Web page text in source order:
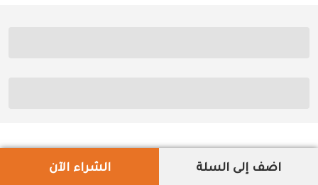
اضف إلى السلة الشراء الآن